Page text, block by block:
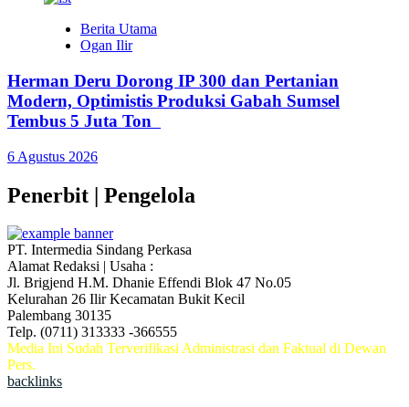
Berita Utama
Ogan Ilir
Herman Deru Dorong IP 300 dan Pertanian
Modern, Optimistis Produksi Gabah Sumsel
Tembus 5 Juta Ton
6 Agustus 2026
Penerbit | Pengelola
PT. Intermedia Sindang Perkasa
Alamat Redaksi | Usaha :
Jl. Brigjend H.M. Dhanie Effendi Blok 47 No.05
Kelurahan 26 Ilir Kecamatan Bukit Kecil
Palembang 30135
Telp. (0711) 313333 -366555
Media Ini Sudah Terverifikasi Administrasi dan Faktual di Dewan
Pers.
backlinks